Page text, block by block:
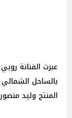
عبرت الفنانة
بالساحل
المنتج وليد